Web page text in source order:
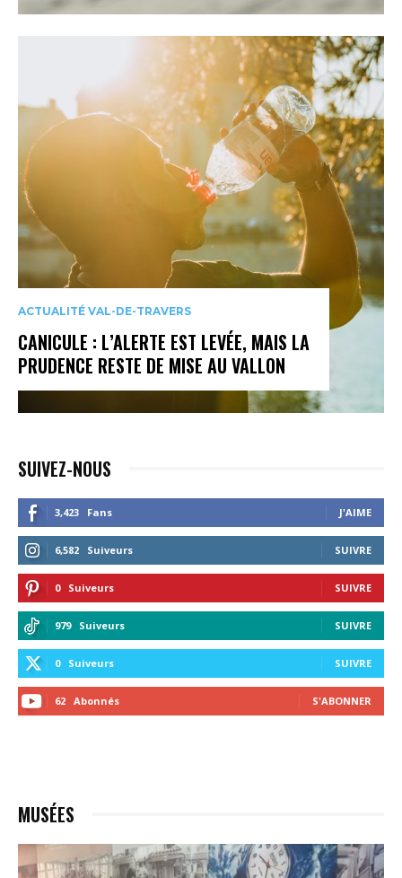
ACTUALITÉ VAL-DE-TRAVERS
CANICULE : L’ALERTE EST LEVÉE, MAIS LA
PRUDENCE RESTE DE MISE AU VALLON
SUIVEZ-NOUS
3,423 Fans J'AIME
6,582 Suiveurs SUIVRE
0 Suiveurs SUIVRE
979 Suiveurs SUIVRE
0 Suiveurs SUIVRE
62 Abonnés S'ABONNER
MUSÉES